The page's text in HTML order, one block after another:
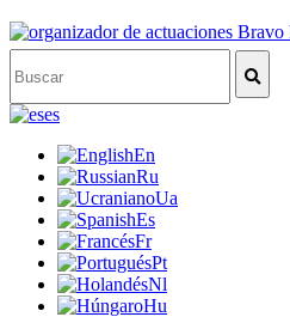
es
En
Ru
Ua
Es
Fr
Pt
Nl
Hu